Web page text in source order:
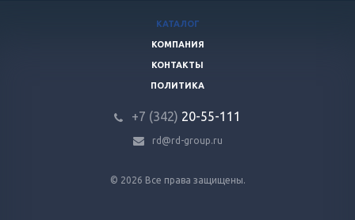
© 2026 Все права защищены.
КАТАЛОГ
КОМПАНИЯ
КОНТАКТЫ
ПОЛИТИКА
+7 (342) 20-55-111
rd@rd-group.ru